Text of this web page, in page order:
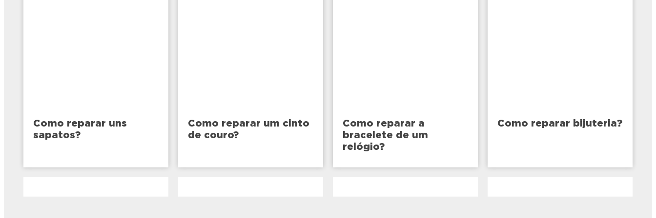
Como reparar uns
sapatos?
Como reparar um cinto
de couro?
Como reparar a
bracelete de um
relógio?
Como reparar bijuteria?